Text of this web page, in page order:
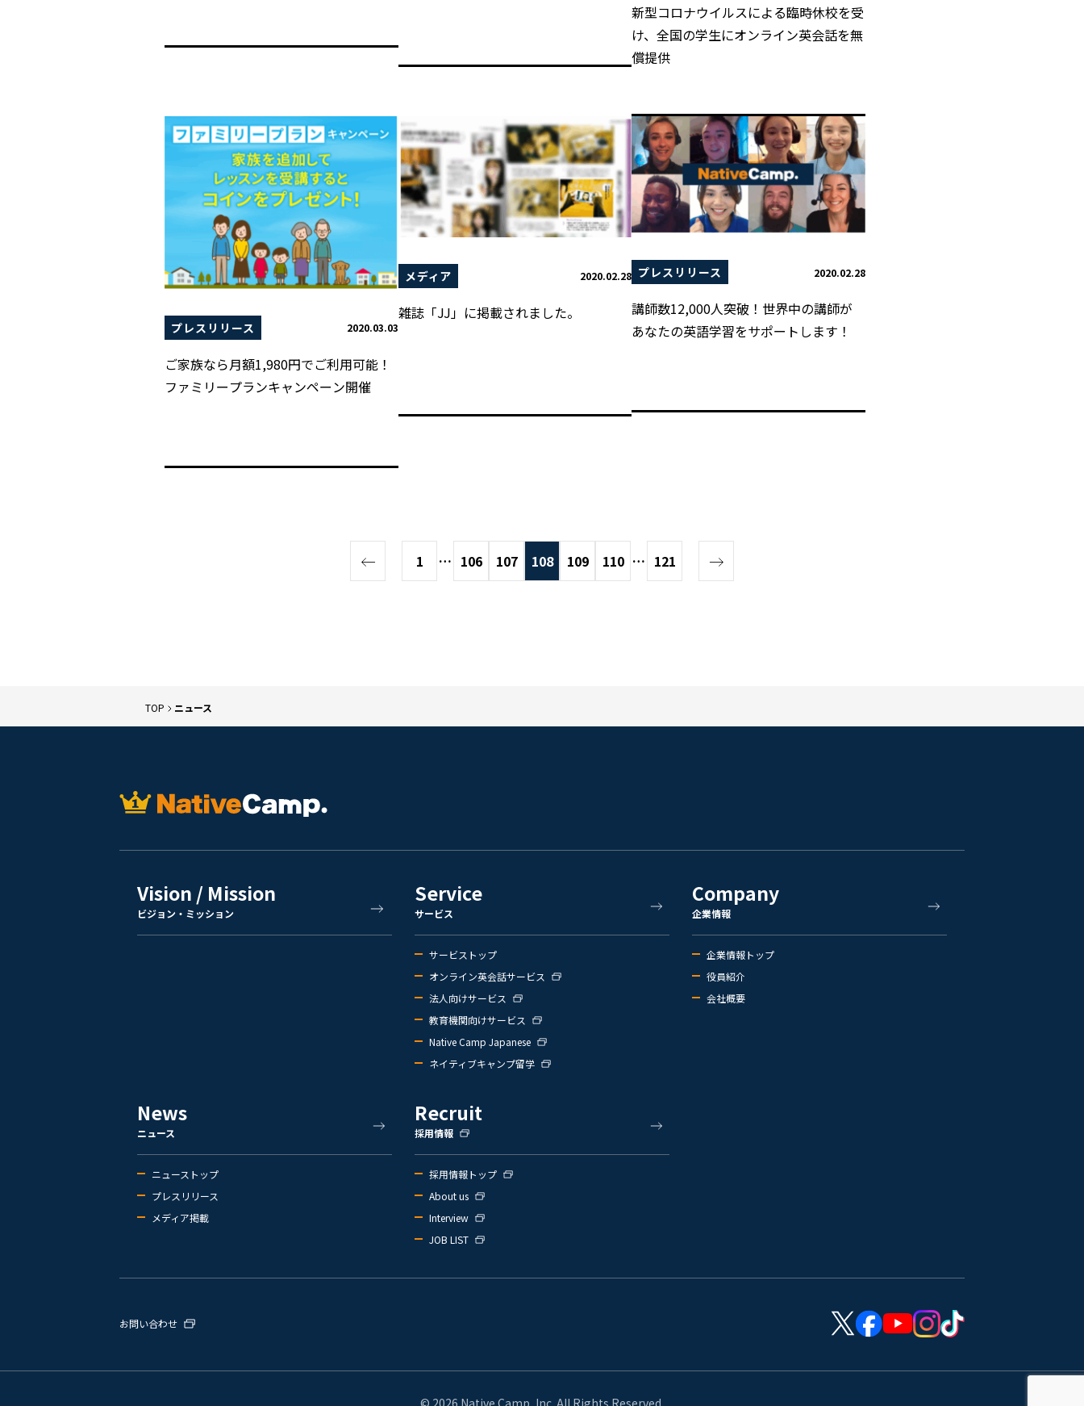
新型コロナウイルスによる臨時休校を受
け、全国の学生にオンライン英会話を無
償提供
プレスリリース 2020.03.03
ご家族なら月額1,980円でご利用可能！
ファミリープランキャンペーン開催
メディア 2020.02.28
雑誌「JJ」に掲載されました。
プレスリリース 2020.02.28
講師数12,000人突破！世界中の講師が
あなたの英語学習をサポートします！
1 … 106 107 108 109 110 … 121
TOP ニュース
Vision / Mission
ビジョン・ミッション
Service
サービス
サービストップ
オンライン英会話サービス
法人向けサービス
教育機関向けサービス
Native Camp Japanese
ネイティブキャンプ留学
Company
企業情報
企業情報トップ
役員紹介
会社概要
News
ニュース
ニューストップ
プレスリリース
メディア掲載
Recruit
採用情報
採用情報トップ
About us
Interview
JOB LIST
お問い合わせ
© 2026 Native Camp, Inc. All Rights Reserved.